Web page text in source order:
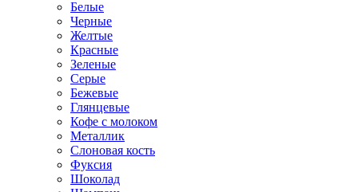
Белые
Черные
Желтые
Красные
Зеленые
Серые
Бежевые
Глянцевые
Кофе с молоком
Металлик
Слоновая кость
Фуксия
Шоколад